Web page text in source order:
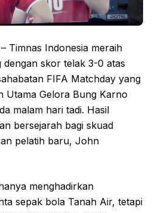
Timnas Indonesia meraih
dengan skor telak 3-0 atas
FIFA Matchday yang
Utama Gelora Bung Karno
malam hari tadi. Hasil
bersejarah bagi skuad
pelatih baru, John
menghadirkan
sepak bola Tanah Air, tetapi